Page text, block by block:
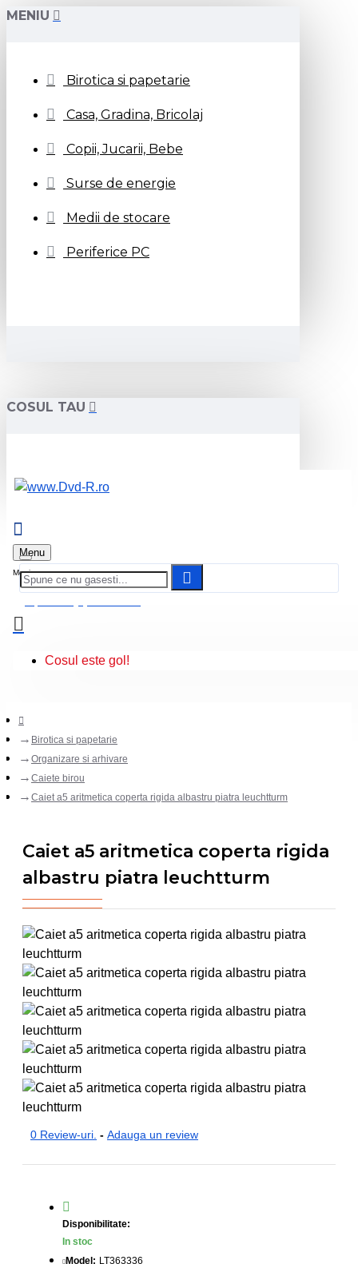
MENIU
Birotica si papetarie
Casa, Gradina, Bricolaj
Copii, Jucarii, Bebe
Surse de energie
Medii de stocare
Periferice PC
COSUL TAU
Menu
Cosul este gol!
Birotica si papetarie
Organizare si arhivare
Caiete birou
Caiet a5 aritmetica coperta rigida albastru piatra leuchtturm
Caiet a5 aritmetica coperta rigida
albastru piatra leuchtturm
0 Review-uri. - Adauga un review
Disponibilitate:
In stoc
Model: LT363336